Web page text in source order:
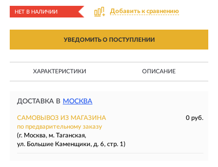
НЕТ В НАЛИЧИИ Добавить к сравнению
УВЕДОМИТЬ О ПОСТУПЛЕНИИ
ХАРАКТЕРИСТИКИ ОПИСАНИЕ
ДОСТАВКА В МОСКВА
САМОВЫВОЗ ИЗ МАГАЗИНА
0 руб.
по предварительному заказу
(г. Москва, м. Таганская,
ул. Большие Каменщики, д. 6, стр. 1)